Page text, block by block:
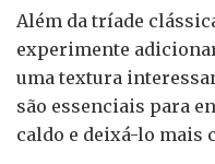
Além da tríade
experimente
uma textura
são essenciais para
caldo e deixá-lo mais